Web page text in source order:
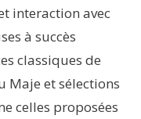
interaction avec
à succès
classiques de
Maje et sélections
celles proposées